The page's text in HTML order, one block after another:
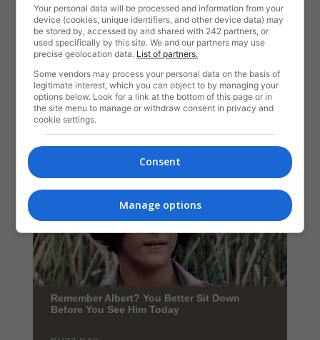
Your personal data will be processed and information from your
device (cookies, unique identifiers, and other device data) may
be stored by, accessed by and shared with 242 partners, or
used specifically by this site. We and our partners may use
precise geolocation data. List of partners.
Some vendors may process your personal data on the basis of
legitimate interest, which you can object to by managing your
options below. Look for a link at the bottom of this page or in
the site menu to manage or withdraw consent in privacy and
cookie settings.
Consent
Manage options